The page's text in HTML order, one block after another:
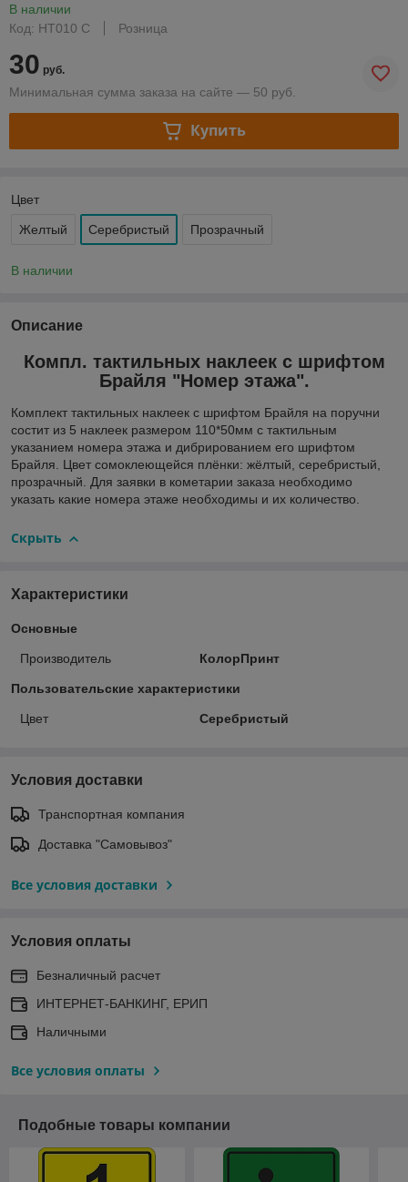
В наличии
Код: НТ010 С
Розница
30 руб.
Минимальная сумма заказа на сайте — 50 руб.
Купить
Цвет
Желтый Серебристый Прозрачный
В наличии
Описание
Компл. тактильных наклеек с шрифтом
Брайля "Номер этажа".
Комплект тактильных наклеек с шрифтом Брайля на поручни
состит из 5 наклеек размером 110*50мм с тактильным
указанием номера этажа и дибрированием его шрифтом
Брайля. Цвет сомоклеющейся плёнки: жёлтый, серебристый,
прозрачный. Для заявки в кометарии заказа необходимо
указать какие номера этаже необходимы и их количество.
Скрыть
Характеристики
Основные
Производитель КолорПринт
Пользовательские характеристики
Цвет Серебристый
Условия доставки
Транспортная компания
Доставка "Самовывоз"
Все условия доставки
Условия оплаты
Безналичный расчет
ИНТЕРНЕТ-БАНКИНГ, ЕРИП
Наличными
Все условия оплаты
Подобные товары компании